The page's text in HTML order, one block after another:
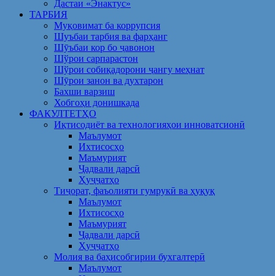
Дастаи «Энактус»
ТАРБИЯ
Муқовимат ба коррупсия
Шуъбаи тарбия ва фарҳанг
Шӯъбаи кор бо ҷавонон
Шўрои сарпарастон
Шўрои собиқадорони ҷангу меҳнат
Шӯрои занон ва духтарон
Бахши варзиш
Хобгоҳи донишкада
ФАКУЛТЕТҲО
Иқтисодиёт ва технологияҳои инноватсионӣ
Маълумот
Ихтисосҳо
Маъмурият
Ҷадвали дарсӣ
Ҳуҷҷатҳо
Тиҷорат, фаъолияти гумрукӣ ва ҳуқуқ
Маълумот
Ихтисосҳо
Маъмурият
Ҷадвали дарсӣ
Ҳуҷҷатҳо
Молия ва баҳисобгирии бухгалтерӣ
Маълумот